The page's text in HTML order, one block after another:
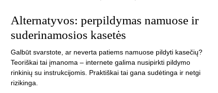
Alternatyvos: perpildymas namuose ir
suderinamosios kasetės
Galbūt svarstote, ar neverta patiems namuose pildyti kasečių?
Teoriškai tai įmanoma – internete galima nusipirkti pildymo
rinkinių su instrukcijomis. Praktiškai tai gana sudėtinga ir netgi
rizikinga.